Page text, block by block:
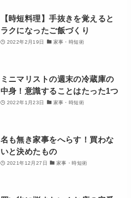
【時短料理】手抜きを覚えると
ラクになったご飯づくり
2022年2月19日 家事・時短術
ミニマリストの週末の冷蔵庫の
中身！意識することはたった1つ
2022年1月23日 家事・時短術
名も無き家事をへらす！買わな
いと決めたもの
2021年12月27日 家事・時短術